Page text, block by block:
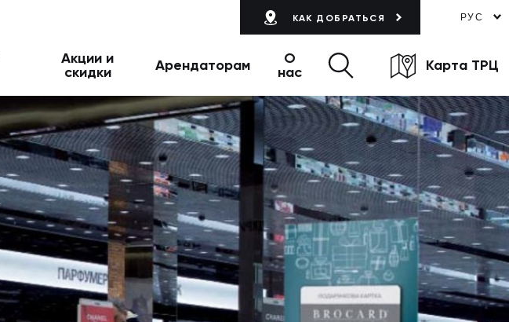
КАК ДОБРАТЬСЯ РУС
Акции и
скидки
Арендаторам
О
нас
Карта ТРЦ